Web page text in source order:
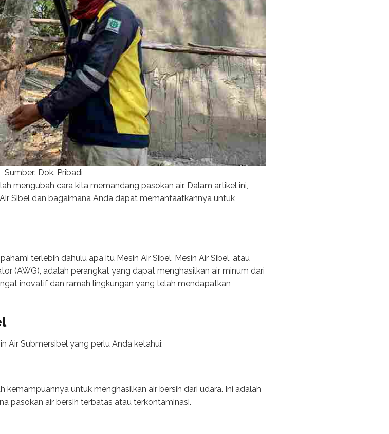
Sumber: Dok. Pribadi
mengubah cara kita memandang pasokan air. Dalam artikel ini,
Sibel dan bagaimana Anda dapat memanfaatkannya untuk
terlebih dahulu apa itu Mesin Air Sibel. Mesin Air Sibel, atau
(AWG), adalah perangkat yang dapat menghasilkan air minum dari
inovatif dan ramah lingkungan yang telah mendapatkan
Air Submersibel yang perlu Anda ketahui:
kemampuannya untuk menghasilkan air bersih dari udara. Ini adalah
pasokan air bersih terbatas atau terkontaminasi.